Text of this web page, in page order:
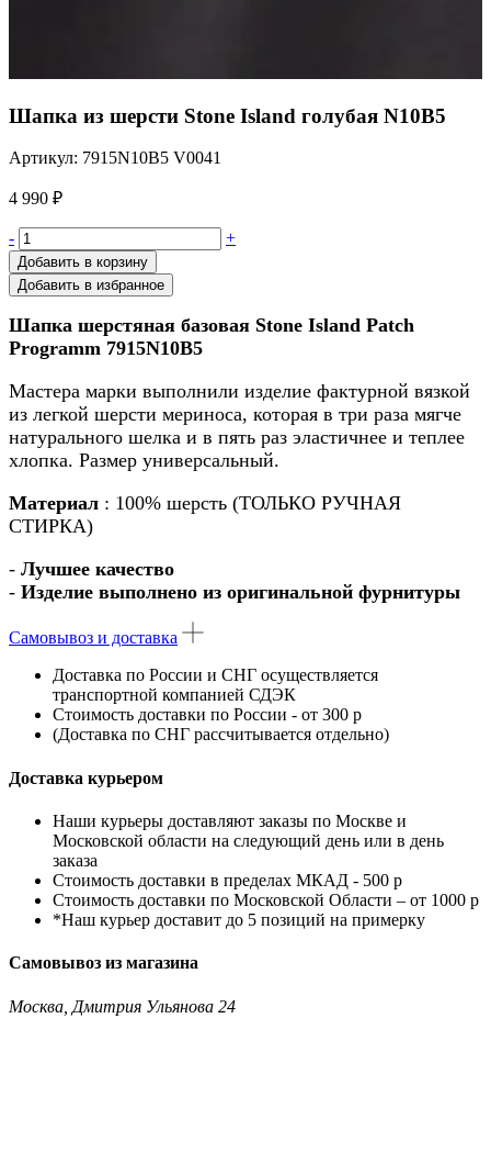
Шапка из шерсти Stone Island голубая N10B5
Артикул: 7915N10B5 V0041
4 990 ₽
Количество
товара
Шапка
из
шерсти
Stone
Island
N10B5
- +
Добавить в корзину
Добавить в избранное
Шапка шерстяная базовая Stone Island Patch
Programm 7915N10B5
Мастера марки выполнили изделие фактурной вязкой
из легкой шерсти мериноса, которая в три раза мягче
натурального шелка и в пять раз эластичнее и теплее
хлопка. Размер универсальный.
Материал : 100% шерсть (ТОЛЬКО РУЧНАЯ
СТИРКА)
- Лучшее качество
- Изделие выполнено из оригинальной фурнитуры
Самовывоз и доставка
Доставка по России и СНГ осуществляется
транспортной компанией СДЭК
Стоимость доставки по России - от 300 р
(Доставка по СНГ рассчитывается отдельно)
Доставка курьером
Наши курьеры доставляют заказы по Москве и
Московской области на следующий день или в день
заказа
Стоимость доставки в пределах МКАД - 500 р
Стоимость доставки по Московской Области – от 1000 р
*Наш курьер доставит до 5 позиций на примерку
Самовывоз из магазина
Москва, Дмитрия Ульянова 24